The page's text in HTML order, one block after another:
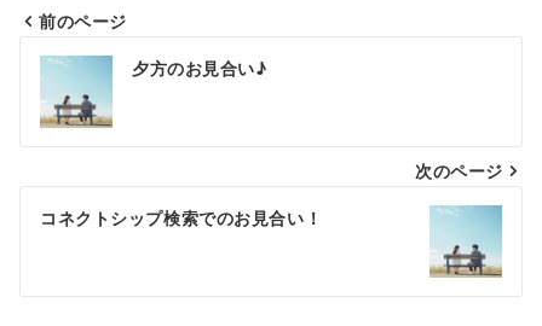
投
稿
ナ
ビ
ゲ
シ
前のページ
夕方のお見合い♪
次のページ
コネクトシップ検索でのお見合い！